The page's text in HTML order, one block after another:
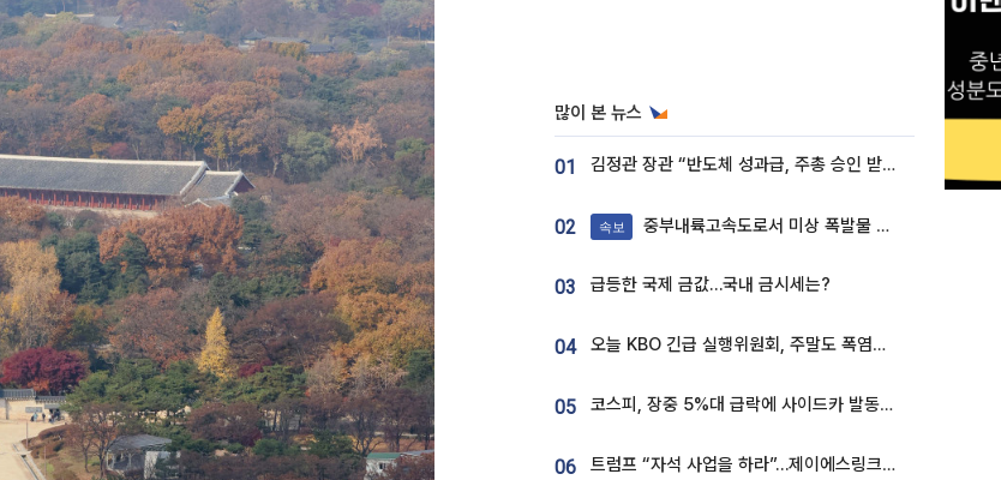
많이 본 뉴스
01 김정관 장관 “반도체 성과급, 주총 승인 받도록”…상법·자본시장법 개정 시사
02 속보 중부내륙고속도로서 미상 폭발물 발견
03 급등한 국제 금값…국내 금시세는?
04 오늘 KBO 긴급 실행위원회, 주말도 폭염취소 될까
05 코스피, 장중 5%대 급락에 사이드카 발동…삼성·SK 동반 폭락
06 트럼프 “자석 사업을 하라”…제이에스링크, 비중국 영구자석 공급망 구축 속도